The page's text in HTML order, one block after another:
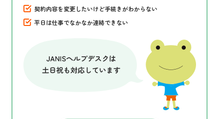
契約内容を変更したいけど手続きがわからない
平日は仕事でなかなか連絡できない